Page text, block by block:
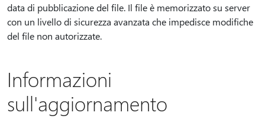
data di pubblicazione del file. Il file è memorizzato su server
con un livello di sicurezza avanzata che impedisce modifiche
del file non autorizzate.
Informazioni
sull'aggiornamento